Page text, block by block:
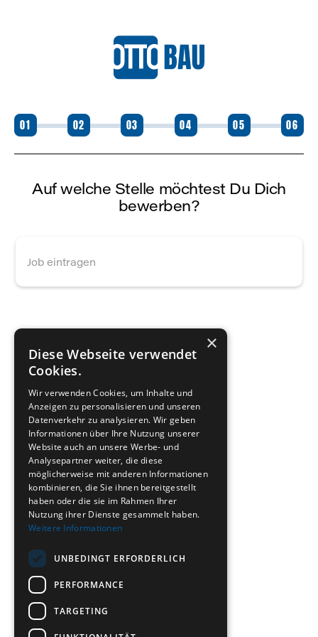
01 02 03 04 05 06
Auf welche Stelle möchtest Du Dich
bewerben?
Weiter ×
Diese Webseite verwendet
Cookies.
Wir verwenden Cookies, um Inhalte und
Anzeigen zu personalisieren und unseren
Datenverkehr zu analysieren. Wir geben
Informationen über Ihre Nutzung unserer
Website auch an unsere Werbe- und
Analysepartner weiter, die diese
möglicherweise mit anderen Informationen
kombinieren, die Sie ihnen bereitgestellt
haben oder die sie im Rahmen Ihrer
Nutzung ihrer Dienste gesammelt haben.
Weitere Informationen
UNBEDINGT ERFORDERLICH
PERFORMANCE
TARGETING